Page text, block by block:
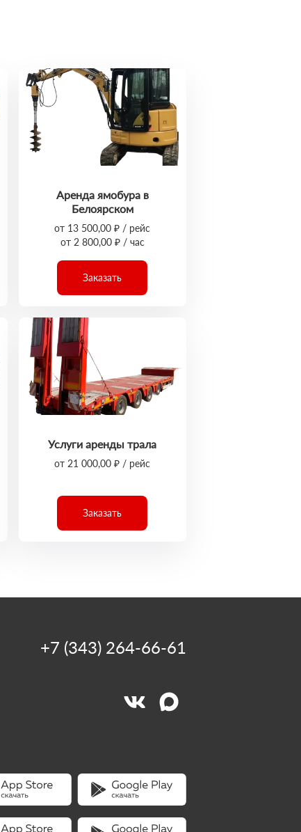
Аренда ямобура в
Белоярском
от 13 500,00 ₽ / рейс
от 2 800,00 ₽ / час
Заказать
Услуги аренды трала
от 21 000,00 ₽ / рейс
Заказать
+7 (343) 264-66-61